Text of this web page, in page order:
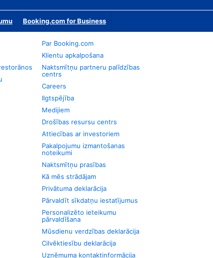
Booking.com for Business
Par Booking.com
Klientu apkalpošana
Naktsmītņu partneru palīdzības
centrs
Careers
Ilgtspējība
Medijiem
Drošības resursu centrs
Attiecības ar investoriem
Pakalpojumu izmantošanas
noteikumi
Naktsmītņu prasības
Kā mēs strādājam
Privātuma deklarācija
Pārvaldīt sīkdatņu iestatījumus
Personalizēto ieteikumu
pārvaldīšana
Mūsdienu verdzības deklarācija
Cilvēktiesību deklarācija
Uzņēmuma kontaktinformācija